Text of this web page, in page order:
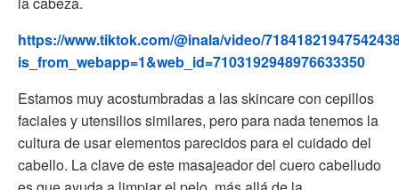
https://www.tiktok.com/@inala/video/
is_from_webapp=1&web_id=7103192948976633350
Estamos muy acostumbradas a las skincare con cepillos
faciales y utensilios similares, pero para nada tenemos la
cultura de usar elementos parecidos para el cuidado del
cabello. La clave de este masajeador del cuero cabelludo